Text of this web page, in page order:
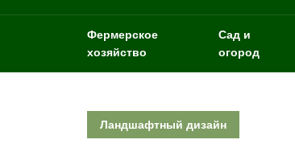
Фермерское
хозяйство
Сад и
огород
Ландшафтный дизайн